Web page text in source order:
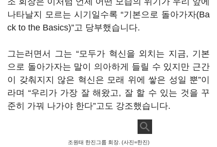
나타날지 모르는 시기일수록 “기본으로 돌아가자(Ba
ck to the Basics)”고 당부했습니다.
그는러면서 그는 “모두가 혁신을 외치는 지금, 기본
으로 돌아가자는 말이 의아하게 들릴 수 있지만 근간
이 갖춰지지 않은 혁신은 모래 위에 쌓은 성일 뿐”이
라며 “우리가 가장 잘 해왔고, 잘 할 수 있는 것을 꾸
준히 가꿔 나가야 한다”고도 강조했습니다.
조원태 한진그룹 회장. (사진=한진)